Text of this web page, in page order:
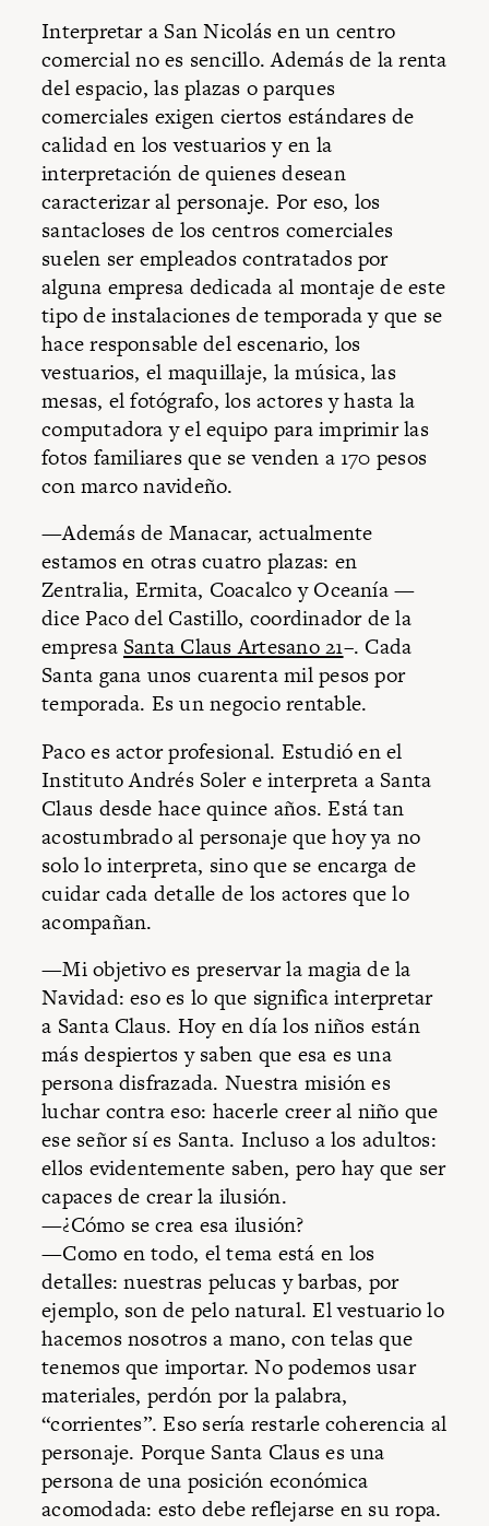
Interpretar a San Nicolás en un centro
comercial no es sencillo. Además de la renta
del espacio, las plazas o parques
comerciales exigen ciertos estándares de
calidad en los vestuarios y en la
interpretación de quienes desean
caracterizar al personaje. Por eso, los
santacloses de los centros comerciales
suelen ser empleados contratados por
alguna empresa dedicada al montaje de este
tipo de instalaciones de temporada y que se
hace responsable del escenario, los
vestuarios, el maquillaje, la música, las
mesas, el fotógrafo, los actores y hasta la
computadora y el equipo para imprimir las
fotos familiares que se venden a 170 pesos
con marco navideño.
—Además de Manacar, actualmente
estamos en otras cuatro plazas: en
Zentralia, Ermita, Coacalco y Oceanía —
dice Paco del Castillo, coordinador de la
empresa Santa Claus Artesano 21–. Cada
Santa gana unos cuarenta mil pesos por
temporada. Es un negocio rentable.
Paco es actor profesional. Estudió en el
Instituto Andrés Soler e interpreta a Santa
Claus desde hace quince años. Está tan
acostumbrado al personaje que hoy ya no
solo lo interpreta, sino que se encarga de
cuidar cada detalle de los actores que lo
acompañan.
—Mi objetivo es preservar la magia de la
Navidad: eso es lo que significa interpretar
a Santa Claus. Hoy en día los niños están
más despiertos y saben que esa es una
persona disfrazada. Nuestra misión es
luchar contra eso: hacerle creer al niño que
ese señor sí es Santa. Incluso a los adultos:
ellos evidentemente saben, pero hay que ser
capaces de crear la ilusión.
—¿Cómo se crea esa ilusión?
—Como en todo, el tema está en los
detalles: nuestras pelucas y barbas, por
ejemplo, son de pelo natural. El vestuario lo
hacemos nosotros a mano, con telas que
tenemos que importar. No podemos usar
materiales, perdón por la palabra,
“corrientes”. Eso sería restarle coherencia al
personaje. Porque Santa Claus es una
persona de una posición económica
acomodada: esto debe reflejarse en su ropa.